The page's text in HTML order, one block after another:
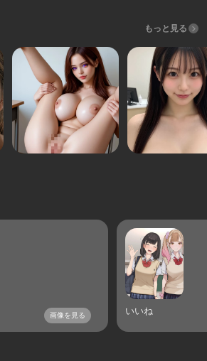
もっと見る
画像を見る いいね